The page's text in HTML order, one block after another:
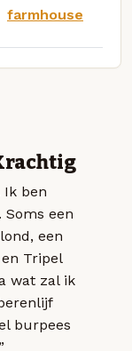
farmhouse
Ik ben
Soms een
een
Tripel
wat zal ik
burpees